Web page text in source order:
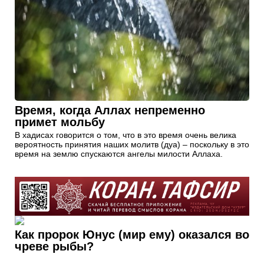
Время, когда Аллах непременно
примет мольбу
В хадисах говорится о том, что в это время очень велика
вероятность принятия наших молитв (дуа) – поскольку в это
время на землю спускаются ангелы милости Аллаха.
Как пророк Юнус (мир ему) оказался во
чреве рыбы?